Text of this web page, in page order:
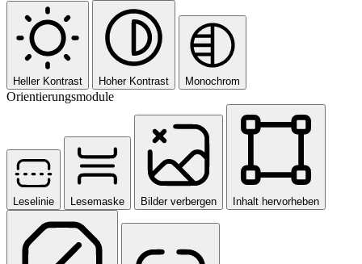
Heller Kontrast Hoher Kontrast Monochrom
Orientierungsmodule
Leselinie Lesemaske Bilder verbergen Inhalt hervorheben